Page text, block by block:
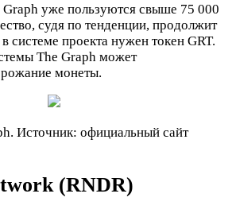
уже пользуются свыше 75 000
судя по тенденции, продолжит
системе проекта нужен токен GRT.
The Graph может
монеты.
Источник: официальный сайт
(RNDR)